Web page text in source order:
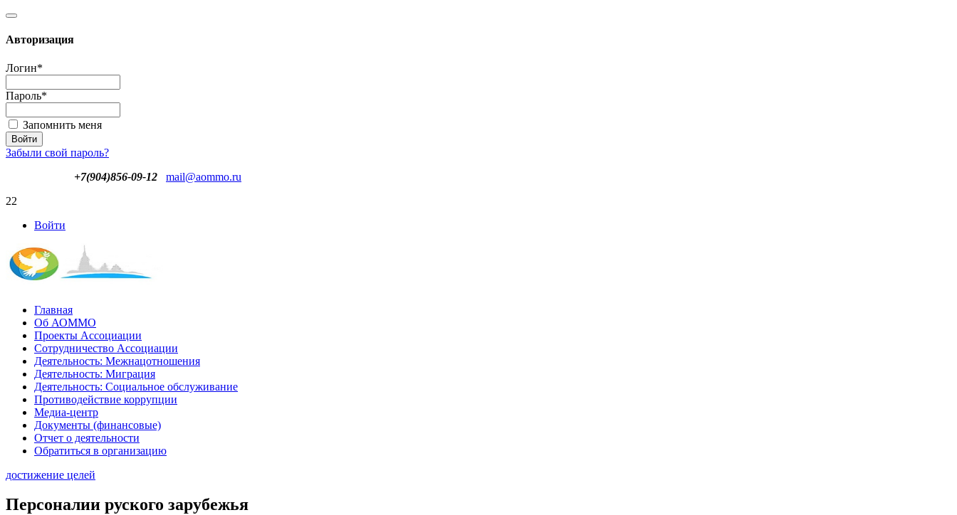
Авторизация
Логин*
Пароль*
Запомнить меня
Забыли свой пароль?
+7(904)856-09-12
mail@aommo.ru
22
Войти
Главная
Об АОММО
Проекты Ассоциации
Сотрудничество Ассоциации
Деятельность: Межнацотношения
Деятельность: Миграция
Деятельность: Социальное обслуживание
Противодействие коррупции
Медиа-центр
Документы (финансовые)
Отчет о деятельности
Обратиться в организацию
достижение целей
Персоналии руского зарубежья